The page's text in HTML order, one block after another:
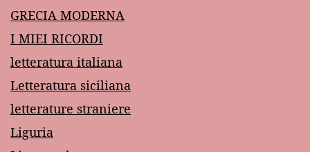
GRECIA MODERNA
I MIEI RICORDI
letteratura italiana
Letteratura siciliana
letterature straniere
Liguria